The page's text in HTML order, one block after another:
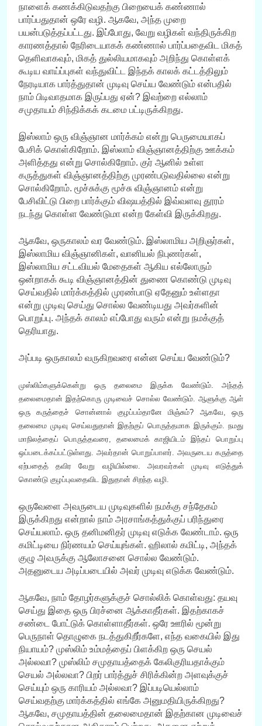
நாளைக் கணக்கிடுவதற்கு பிறையைக் கண்ணால்
பார்ப்பதுதான் ஒரே வழி. ஆகவே, அந்த முறை
பயன்படுத்தப்பட்டது. இப்போது, வேறு வழிகள் வந்திருக்கிற
காரணத்தால் நேரிடையாகக் கண்ணால் பார்ப்பதைவிட மிகத்
தெளிவாகவும், மிகத் துல்லியமாகவும் அறிந்து கொள்ளக்
கூடிய வாய்ப்புகள் வந்துவிட்ட இந்தக் காலக் கட்டத்திலும்
நேரடியாக பார்த்துதான் முடிவு செய்ய வேண்டும் என்பதில்
நாம் பிடிவாதமாக இருப்பது ஏன்? இவற்றை எல்லாம்
சமுதாயம் சிந்திக்கக் கடமை பட்டிருக்கிறது.
இஸ்லாம் ஒரு விஞ்ஞான மார்க்கம் என்று பெருமையாகப்
பேசிக் கொள்கிறோம். இஸ்லாம் விஞ்ஞானத்திற்கு ஊக்கம்
அளித்தது என்று சொல்கிறோம். குர் ஆனில் உள்ள
கருத்துகள் விஞ்ஞானத்திற்கு முரண்படுவதில்லை என்று
சொல்கிறோம். மூச்சுக்கு மூச்சு விஞ்ஞானம் என்று
பேசிவிட்டு பிறை பார்க்கும் விஷயத்தில் இவ்வளவு தூரம்
நடந்து கொள்ள வேண்டுமா என்ற கேள்வி இருக்கிறது.
ஆகவே, ஒருகாலம் வர வேண்டும். இஸ்லாமிய அறிஞர்கள்,
இஸ்லாமிய விஞ்ஞானிகள், வானியல் நிபுணர்கள்,
இஸ்லாமிய சட்டவியல் மேதைகள் ஆகிய எல்லோரும்
ஒன்றாகக் கூடி விஞ்ஞானத்தின் துணை கொண்டு முடிவு
செய்வதில் மார்க்கத்தில் முரண்பாடு ஏதேனும் உள்ளதா
என்று முடிவு செய்து சொல்ல வேண்டியது அவர்களின்
பொறுப்பு. அந்தக் காலம் எப்போது வரும் என்று நமக்குத்
தெரியாது.
அப்படி ஒருகாலம் வருகிறவரை என்ன செய்ய வேண்டும்?
முஸ்லிம்களுக்கென்று ஒரு தலைமை இருக்க வேண்டும். அந்தத்
தலைமைதான் இதற்கொரு முடிவைச் சொல்ல வேண்டும். ஆளுக்கு ஆள்
ஒரு கருத்தைச் சொன்னால் குழப்பம்தானே மிஞ்சும்? ஆகவே, ஒரு
தலைமை முடிவு செய்வதுதான் இதற்குப் பொருத்தமாக இருக்கும். நமது
மாநிலத்தைப் பொருத்தவரை, தலைமைக் காஜியிடம் இந்தப் பொறுப்பு
ஒப்படைக்கப்பட்டுள்ளது. அவர்தான் பொறுப்பாளர். அவருடைய கருத்தை
ஏற்பதைத் தவிர வேறு வழியில்லை. அவரவர்கள் முடிவு எடுத்துக்
கொண்டு குழப்புவதைவிட இதுதான் சிறந்த வழி.
ஒருவேளை அவருடைய முடிவுகளில் நமக்கு சந்தேகம்
இருக்கிறது என்றால் நாம் அரசாங்கத்துக்குப் பரிந்துரை
செய்யலாம். ஒரு தனிமனிதர் முடிவு எடுக்க வேண்டாம். ஒரு
கமிட்டியை நிர்ணயம் செய்யுங்கள். ஹிலால் கமிட்டி, அந்தக்
குழு அவருக்கு ஆலோசனை சொல்ல வேண்டும்.
அதனுடைய அடிப்படையில் அவர் முடிவு எடுக்க வேண்டும்.
ஆகவே, நாம் தோழர்களுக்குச் சொல்லிக் கொள்வது: தயவு
செய்து இதை ஒரு பிரச்னை ஆக்காதீர்கள். இதற்காகச்
சண்டை போட்டுக் கொள்ளாதீர்கள். ஒரே ஊரில் மூன்று
பெருநாள் தொழுகை நடத்துகிறீர்களே, எந்த வகையில் இது
நியாயம்? முஸ்லிம் உம்மத்தைப் பிளக்கிற ஒரு செயல்
அல்லவா? முஸ்லிம் சமுதாயத்தைக் கேலிகுரியதாக்கும்
செயல் அல்லவா? பிறர் பார்த்துச் சிரிக்கின்ற அளவுக்குச்
செய்யும் ஒரு காரியம் அல்லவா? இப்படியெல்லாம்
செய்வதற்கு மார்க்கத்தில் எங்கே அனுமதியிருக்கிறது?
ஆகவே, சமுதாயத்தின் தலைமைதான் இதற்கான முடிவைச்